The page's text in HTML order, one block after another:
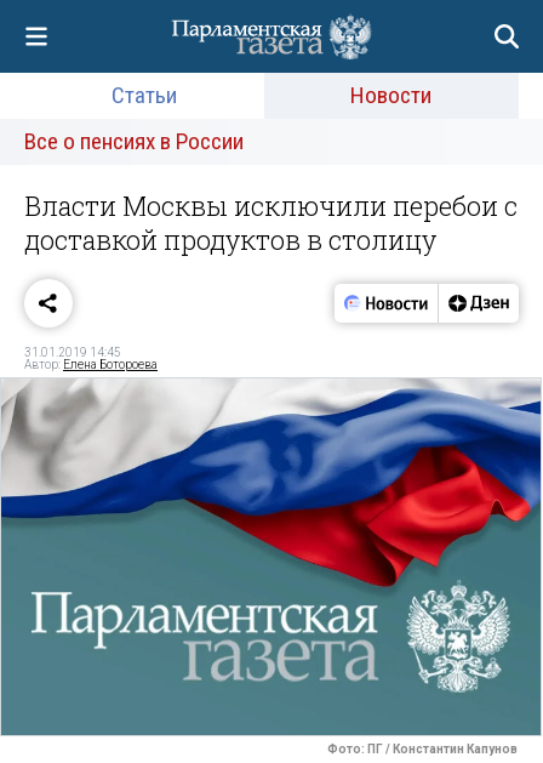
Статьи
Новости
Все о пенсиях в России
Власти Москвы исключили перебои с
доставкой продуктов в столицу
31.01.2019 14:45
Автор: Елена Ботороева
Фото: ПГ / Константин Капунов